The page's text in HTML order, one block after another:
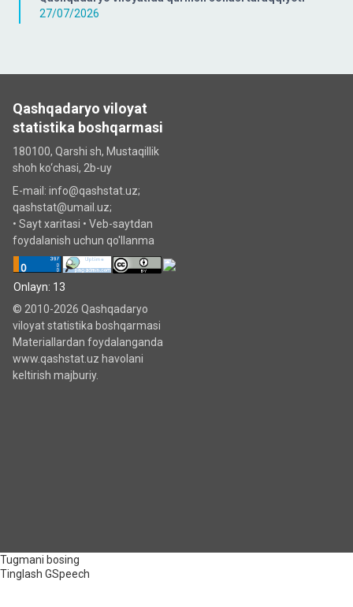
27/07/2026
Qashqadaryo viloyat
statistika boshqarmasi
180100, Qarshi sh, Mustаqillik
shoh ko‘chаsi, 2b-uy
E-mail: info@qashstat.uz;
qashstat@umail.uz;
• Sayt xaritasi • Veb-saytdan
foydalanish uchun qo'llanma
Onlayn: 13
© 2010-2026 Qashqadaryo
viloyat statistika boshqarmasi
Materiallardan foydalanganda
www.qashstat.uz havolani
keltirish majburiy.
Tugmani bosing
Tinglash GSpeech